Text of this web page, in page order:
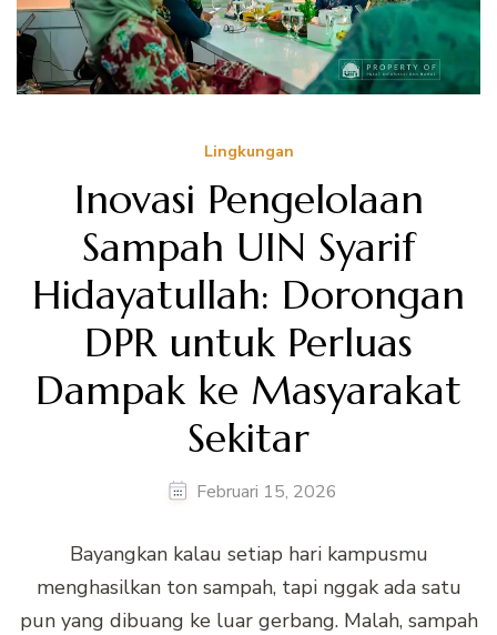
Lingkungan
Inovasi Pengelolaan
Sampah UIN Syarif
Hidayatullah: Dorongan
DPR untuk Perluas
Dampak ke Masyarakat
Sekitar
Februari 15, 2026
Bayangkan kalau setiap hari kampusmu
menghasilkan ton sampah, tapi nggak ada satu
pun yang dibuang ke luar gerbang. Malah, sampah